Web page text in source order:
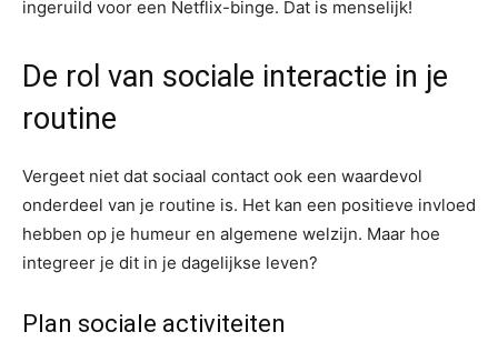
ingeruild voor een Netflix-binge. Dat is menselijk!
De rol van sociale interactie in je
routine
Vergeet niet dat sociaal contact ook een waardevol
onderdeel van je routine is. Het kan een positieve invloed
hebben op je humeur en algemene welzijn. Maar hoe
integreer je dit in je dagelijkse leven?
Plan sociale activiteiten